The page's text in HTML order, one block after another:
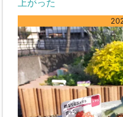
上がった